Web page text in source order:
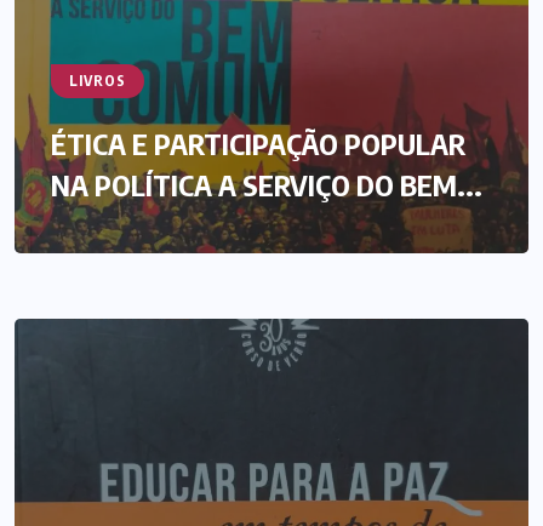
LIVROS
ÉTICA E PARTICIPAÇÃO POPULAR
NA POLÍTICA A SERVIÇO DO BEM...